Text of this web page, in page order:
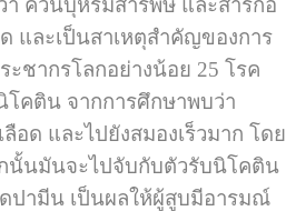
า ควันบุหรี่มีสารพิษ และสารก่อ
และเป็นสาเหตุสำคัญของการ
ชากรโลกอย่างน้อย 25 โรค
คติน จากการศึกษาพบว่า
อด และไปยังสมองเร็วมาก โดย
นั้นมันจะไปจับกับตัวรับนิโคติน
ดปามีน เป็นผลให้ผู้สูบมีอารมณ์